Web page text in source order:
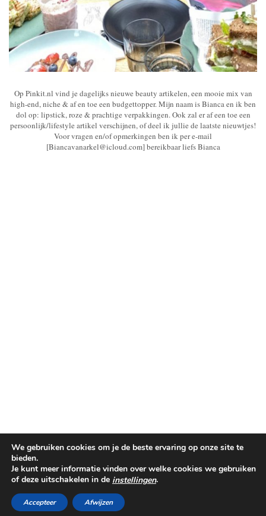
Op Pinkit.nl vind je dagelijks nieuwe beauty artikelen, een mooie mix van
high-end, niche & af en toe een budgettopper. Mijn naam is Bianca en ik ben
dol op: lipstick, roze & prachtige verpakkingen. Ook zal er af een toe een
persoonlijk/lifestyle artikel verschijnen, of deel ik jullie de laatste nieuwtjes!
Voor vragen en/of opmerkingen ben ik per e-mail
[Biancavanarkel@icloud.com] bereikbaar liefs Bianca
©PINKIT.NL 2014-2025
THEME CREATED BY
We gebruiken cookies om je de beste ervaring op onze site te
bieden.
Je kunt meer informatie vinden over welke cookies we gebruiken
of deze uitschakelen in de instellingen.
Accepteer Afwijzen